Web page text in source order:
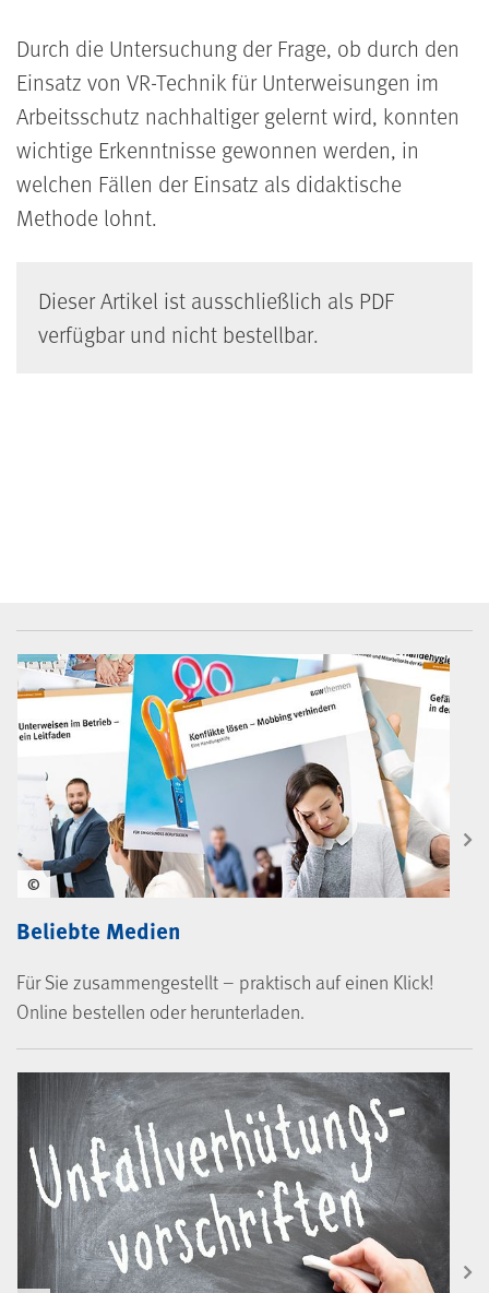
Durch die Untersuchung der Frage, ob durch den
Einsatz von VR-Technik für Unterweisungen im
Arbeitsschutz nachhaltiger gelernt wird, konnten
wichtige Erkenntnisse gewonnen werden, in
welchen Fällen der Einsatz als didaktische
Methode lohnt.
Dieser Artikel ist ausschließlich als PDF
verfügbar und nicht bestellbar.
BGW-Mediencenter
Beliebte Medien
Für Sie zusammengestellt – praktisch auf einen Klick!
Online bestellen oder herunterladen.
©